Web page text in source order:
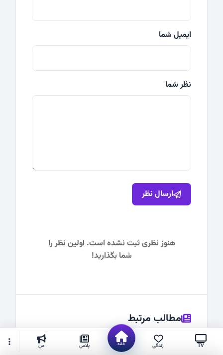
ایمیل شما
نظر شما
ارسال نظر
هنوز نظری ثبت نشده است. اولین نظر را
شما بگذارید!
مطالب مرتبط
TV زندگی خانه پلاس من